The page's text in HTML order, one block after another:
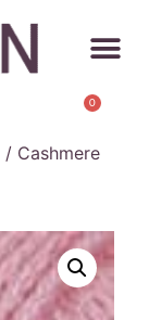
0
/ Cashmere